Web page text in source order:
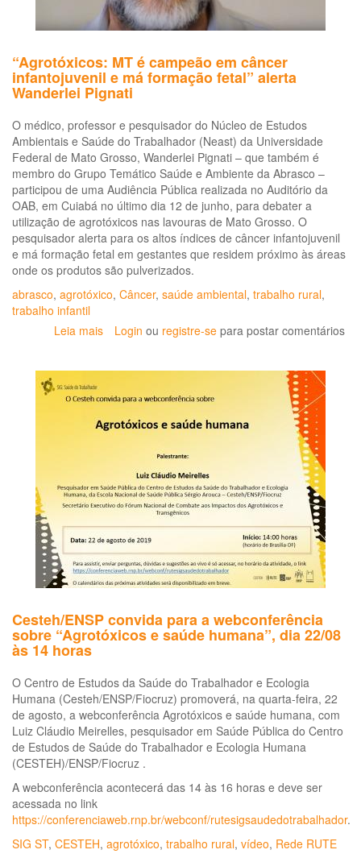
“Agrotóxicos: MT é campeão em câncer
infantojuvenil e má formação fetal” alerta
Wanderlei Pignati
O médico, professor e pesquisador do Núcleo de Estudos
Ambientais e Saúde do Trabalhador (Neast) da Universidade
Federal de Mato Grosso, Wanderlei Pignati – que também é
membro do Grupo Temático Saúde e Ambiente da Abrasco –
participou de uma Audiência Pública realizada no Auditório da
OAB, em Cuiabá no último dia 12 de junho, para debater a
utilização de agrotóxicos nas lavouras de Mato Grosso. O
pesquisador alerta para os altos índices de câncer infantojuvenil
e má formação fetal em gestantes que residem próximo às áreas
onde os produtos são pulverizados.
abrasco, agrotóxico, Câncer, saúde ambiental, trabalho rural,
trabalho infantil
Leia mais sobre
campeão
câncer
formação
fetal”
alerta
Wanderlei
Pignati
Login ou registre-se para postar comentários
Cesteh/ENSP convida para a webconferência
sobre “Agrotóxicos e saúde humana”, dia 22/08
às 14 horas
O Centro de Estudos da Saúde do Trabalhador e Ecologia
Humana (Cesteh/ENSP/Fiocruz) promoverá, na quarta-feira, 22
de agosto, a webconferência Agrotóxicos e saúde humana, com
Luiz Cláudio Meirelles, pesquisador em Saúde Pública do Centro
de Estudos de Saúde do Trabalhador e Ecologia Humana
(CESTEH)/ENSP/Fiocruz .
A webconferência acontecerá das 14 às 16 horas e deve ser
acessada no link
https://conferenciaweb.rnp.br/webconf/rutesigsaudedotrabalhador.
SIG ST, CESTEH, agrotóxico, trabalho rural, vídeo, Rede RUTE